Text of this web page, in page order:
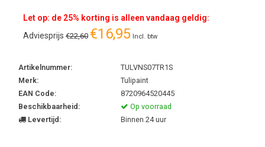
Let op: de 25% korting is alleen vandaag geldig:
Adviesprijs €22,60 €16,95 Incl. btw
Artikelnummer:
TULVNS07TR1S
Merk:
Tulipaint
EAN Code:
8720964520445
Beschikbaarheid:
Op voorraad
Levertijd:
Binnen 24 uur